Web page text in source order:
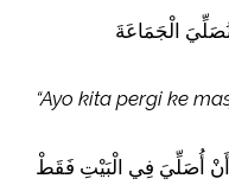
الْجَمَاعَةَ
“Ayo kita pergi ke
أَنْ أُصَلِّيَ فِي الْبَيْتِ فَقَطْ